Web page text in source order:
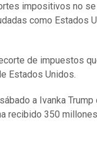
impositivos no se
como Estados
de impuestos
Estados Unidos.
a Ivanka Trump
recibido 350